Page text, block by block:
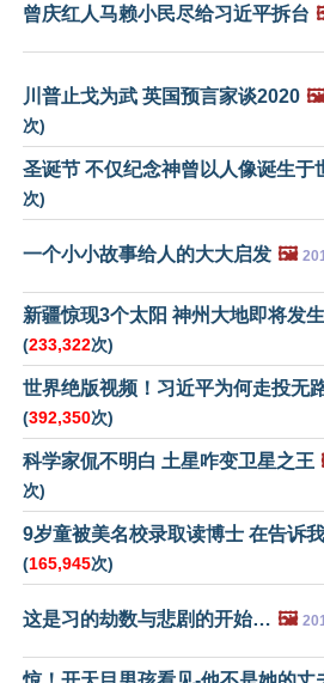
曾庆红人马赖小民尽给习近平拆台
川普止戈为武 英国预言家谈2020
次)
圣诞节 不仅纪念神曾以人像诞生于
次)
一个小小故事给人的大大启发 🖼️
新疆惊现3个太阳 神州大地即将发
(233,322次)
世界绝版视频！习近平为何走投无
(392,350次)
科学家侃不明白 土星咋变卫星之王
次)
9岁童被美名校录取读博士 在告诉
(165,945次)
这是习的劫数与悲剧的开始… 🖼️